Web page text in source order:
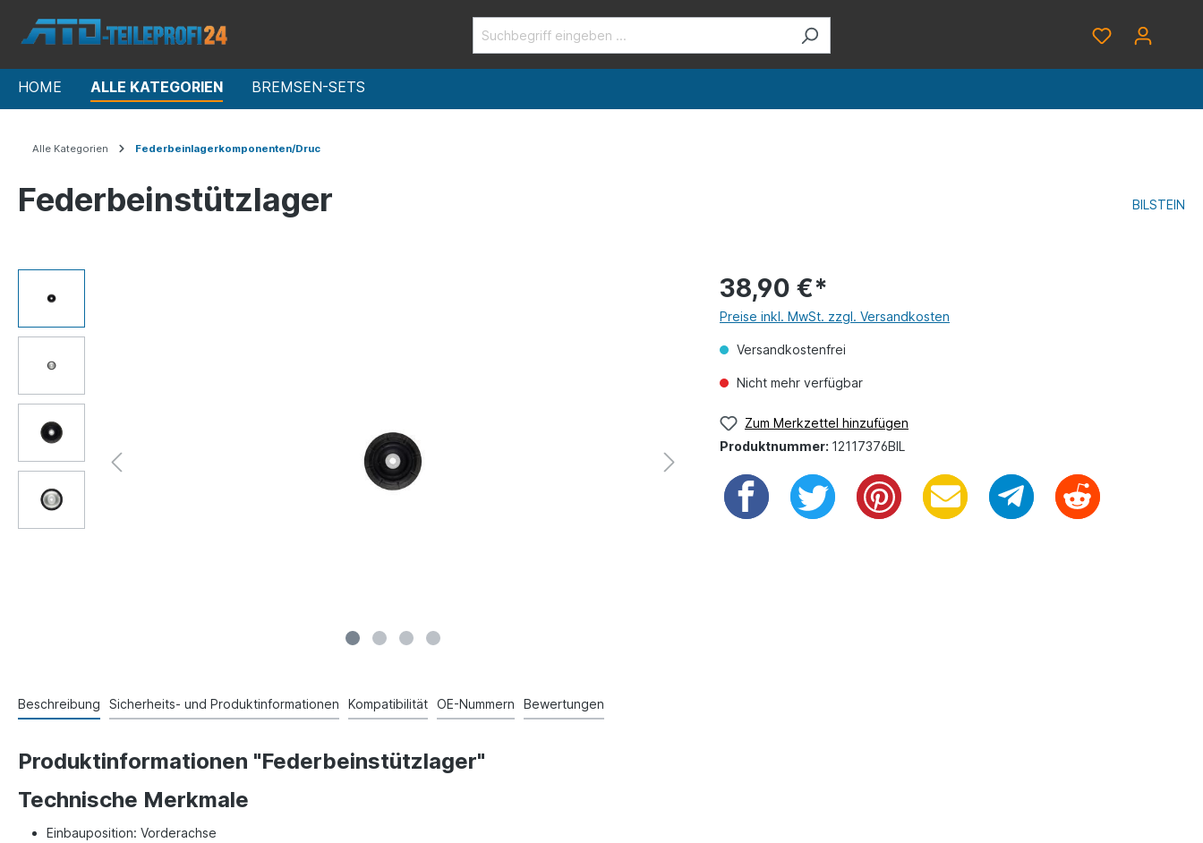
HOME ALLE KATEGORIEN BREMSEN-SETS
Alle Kategorien Federbeinlagerkomponenten/Druc
Federbeinstützlager BILSTEIN
38,90 €*
Preise inkl. MwSt. zzgl. Versandkosten
Versandkostenfrei
Nicht mehr verfügbar
Zum Merkzettel hinzufügen
Produktnummer: 12117376BIL
Beschreibung Sicherheits- und Produktinformationen Kompatibilität OE-Nummern Bewertungen
Produktinformationen "Federbeinstützlager"
Technische Merkmale
Einbauposition: Vorderachse